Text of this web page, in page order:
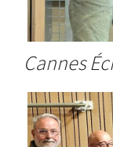
Cannes